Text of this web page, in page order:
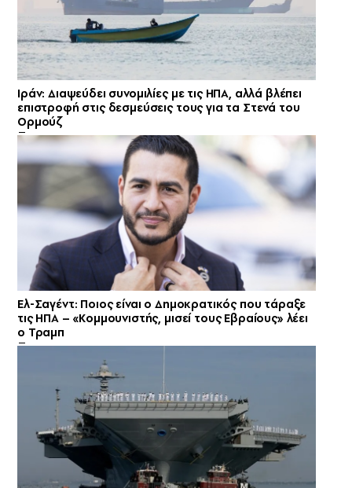
Ιράν: Διαψεύδει συνομιλίες με τις ΗΠΑ, αλλά βλέπει
επιστροφή στις δεσμεύσεις τους για τα Στενά του
Ορμούζ
Ελ-Σαγέντ: Ποιος είναι ο Δημοκρατικός που τάραξε
τις ΗΠΑ – «Κομμουνιστής, μισεί τους Εβραίους» λέει
ο Τραμπ